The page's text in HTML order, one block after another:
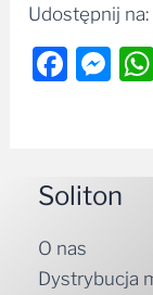
Udostępnij na:
Soliton
O nas
Dystrybucja